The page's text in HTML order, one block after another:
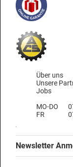
Über uns
Unsere
Jobs
MO-DO
FR
Newsletter